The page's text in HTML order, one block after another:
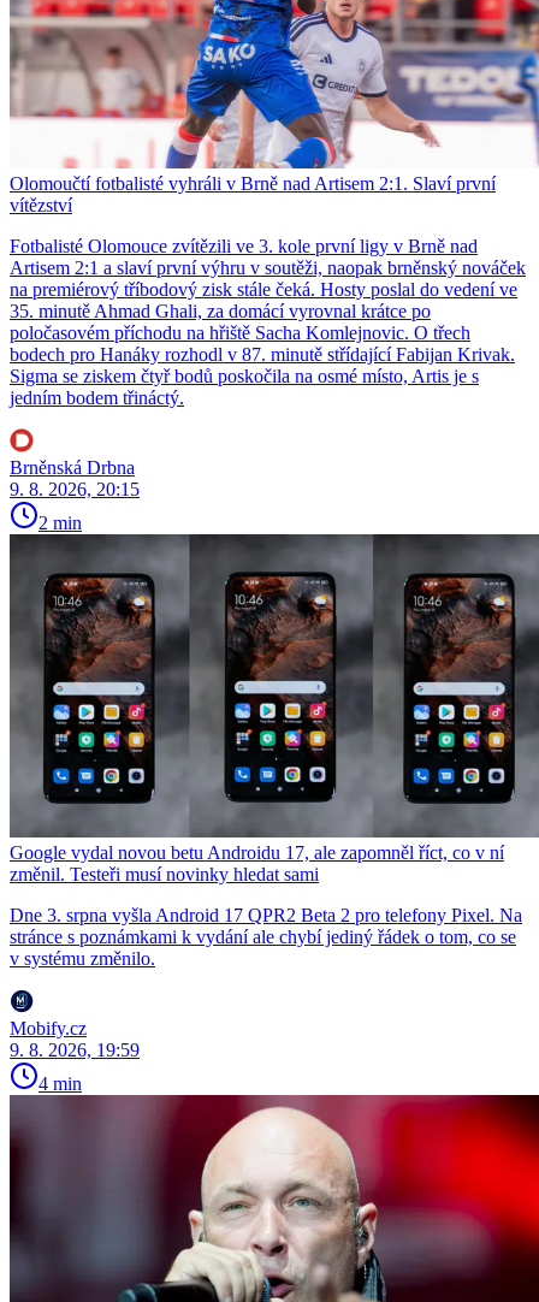
Olomoučtí fotbalisté vyhráli v Brně nad Artisem 2:1. Slaví první
vítězství
Fotbalisté Olomouce zvítězili ve 3. kole první ligy v Brně nad
Artisem 2:1 a slaví první výhru v soutěži, naopak brněnský nováček
na premiérový tříbodový zisk stále čeká. Hosty poslal do vedení ve
35. minutě Ahmad Ghali, za domácí vyrovnal krátce po
poločasovém příchodu na hřiště Sacha Komlejnovic. O třech
bodech pro Hanáky rozhodl v 87. minutě střídající Fabijan Krivak.
Sigma se ziskem čtyř bodů poskočila na osmé místo, Artis je s
jedním bodem třináctý.
Brněnská Drbna
9. 8. 2026, 20:15
2 min
Google vydal novou betu Androidu 17, ale zapomněl říct, co v ní
změnil. Testeři musí novinky hledat sami
Dne 3. srpna vyšla Android 17 QPR2 Beta 2 pro telefony Pixel. Na
stránce s poznámkami k vydání ale chybí jediný řádek o tom, co se
v systému změnilo.
Mobify.cz
9. 8. 2026, 19:59
4 min